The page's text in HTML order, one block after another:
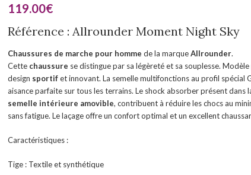
119.00€
Référence : Allrounder Moment Night Sky
Chaussures de marche pour homme de la marqueAllrounder.
Cette chaussure se distingue par sa légèreté et sa souplesse.
design sportifet innovant. La semelle multifonctions au profil spécial
aisance parfaite sur tous les terrains. Le shock absorber présent dans
semelle intérieure amovible, contribuent à réduire les chocs au
sans fatigue. Le laçage offre un confort optimal et un excellent
Caractéristiques :
Tige : Textile et synthétique